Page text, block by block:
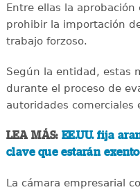
Entre ellas la
prohibir la importación
trabajo forzoso.
Según la entidad, estas
durante el proceso de
autoridades comerciales
LEA MÁS:EE.UU. fija
clave que estarán
La cámara empresarial